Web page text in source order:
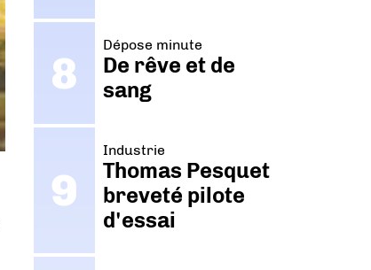
Dépose minute
De rêve et de
sang
Industrie
Thomas Pesquet
breveté pilote
d'essai